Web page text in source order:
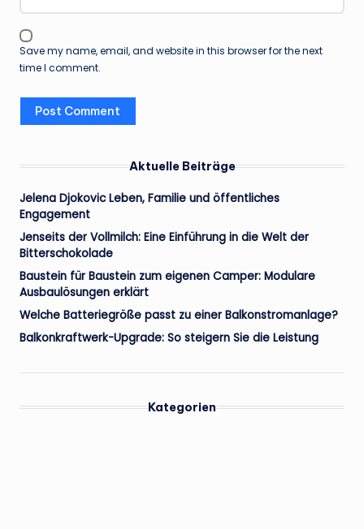
Save my name, email, and website in this browser for the next
time I comment.
Aktuelle Beiträge
Jelena Djokovic Leben, Familie und öffentliches
Engagement
Jenseits der Vollmilch: Eine Einführung in die Welt der
Bitterschokolade
Baustein für Baustein zum eigenen Camper: Modulare
Ausbaulösungen erklärt
Welche Batteriegröße passt zu einer Balkonstromanlage?
Balkonkraftwerk-Upgrade: So steigern Sie die Leistung
Kategorien